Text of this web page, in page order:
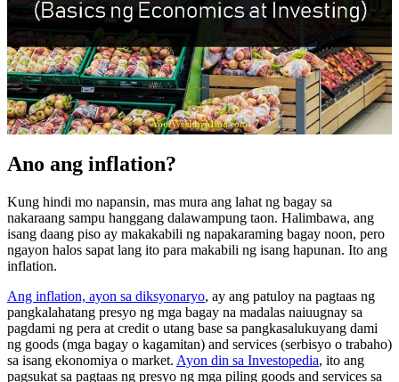
Ano ang inflation?
Kung hindi mo napansin, mas mura ang lahat ng bagay sa
nakaraang sampu hanggang dalawampung taon. Halimbawa, ang
isang daang piso ay makakabili ng napakaraming bagay noon, pero
ngayon halos sapat lang ito para makabili ng isang hapunan. Ito ang
inflation.
Ang inflation, ayon sa diksyonaryo, ay ang patuloy na pagtaas ng
pangkalahatang presyo ng mga bagay na madalas naiuugnay sa
pagdami ng pera at credit o utang base sa pangkasalukuyang dami
ng goods (mga bagay o kagamitan) and services (serbisyo o trabaho)
sa isang ekonomiya o market. Ayon din sa Investopedia, ito ang
pagsukat sa pagtaas ng presyo ng mga piling goods and services sa